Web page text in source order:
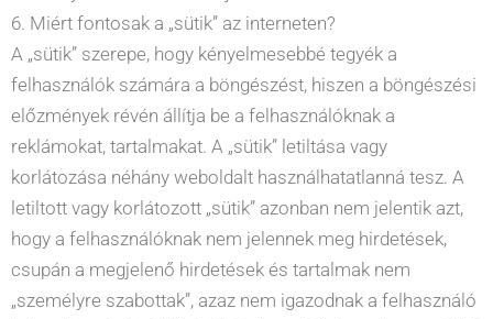
6. Miért fontosak a „sütik” az interneten?
A „sütik” szerepe, hogy kényelmesebbé tegyék a
felhasználók számára a böngészést, hiszen a böngészési
előzmények révén állítja be a felhasználóknak a
reklámokat, tartalmakat. A „sütik” letiltása vagy
korlátozása néhány weboldalt használhatatlanná tesz. A
letiltott vagy korlátozott „sütik” azonban nem jelentik azt,
hogy a felhasználóknak nem jelennek meg hirdetések,
csupán a megjelenő hirdetések és tartalmak nem
„személyre szabottak”, azaz nem igazodnak a felhasználó